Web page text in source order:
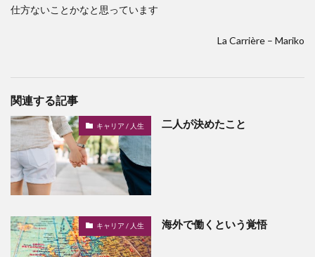
仕方ないことかなと思っています
La Carrière – Mariko
関連する記事
キャリア / 人生 二人が決めたこと
キャリア / 人生 海外で働くという覚悟